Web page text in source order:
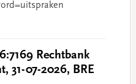
Rechtbank
31-07-2026, BRE